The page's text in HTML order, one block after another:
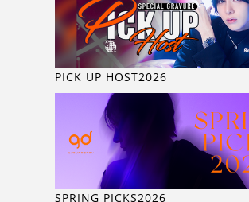
PICK UP HOST2026
SPRING PICKS2026